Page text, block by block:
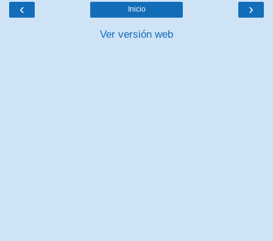
‹ ›
Inicio
Ver versión web